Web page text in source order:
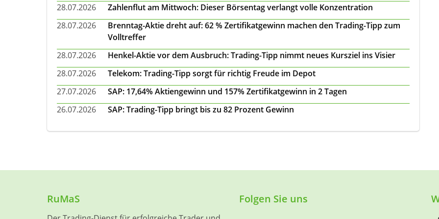
28.07.2026
Zahlenflut am Mittwoch: Dieser Börsentag verlangt volle Konzentration
28.07.2026
Brenntag-Aktie dreht auf: 62 % Zertifikatgewinn machen den Trading-Tipp zum
Volltreffer
28.07.2026
Henkel-Aktie vor dem Ausbruch: Trading-Tipp nimmt neues Kursziel ins Visier
28.07.2026
Telekom: Trading-Tipp sorgt für richtig Freude im Depot
27.07.2026
SAP: 17,64% Aktiengewinn und 157% Zertifikatgewinn in 2 Tagen
26.07.2026
SAP: Trading-Tipp bringt bis zu 82 Prozent Gewinn
RuMaS Folgen Sie uns